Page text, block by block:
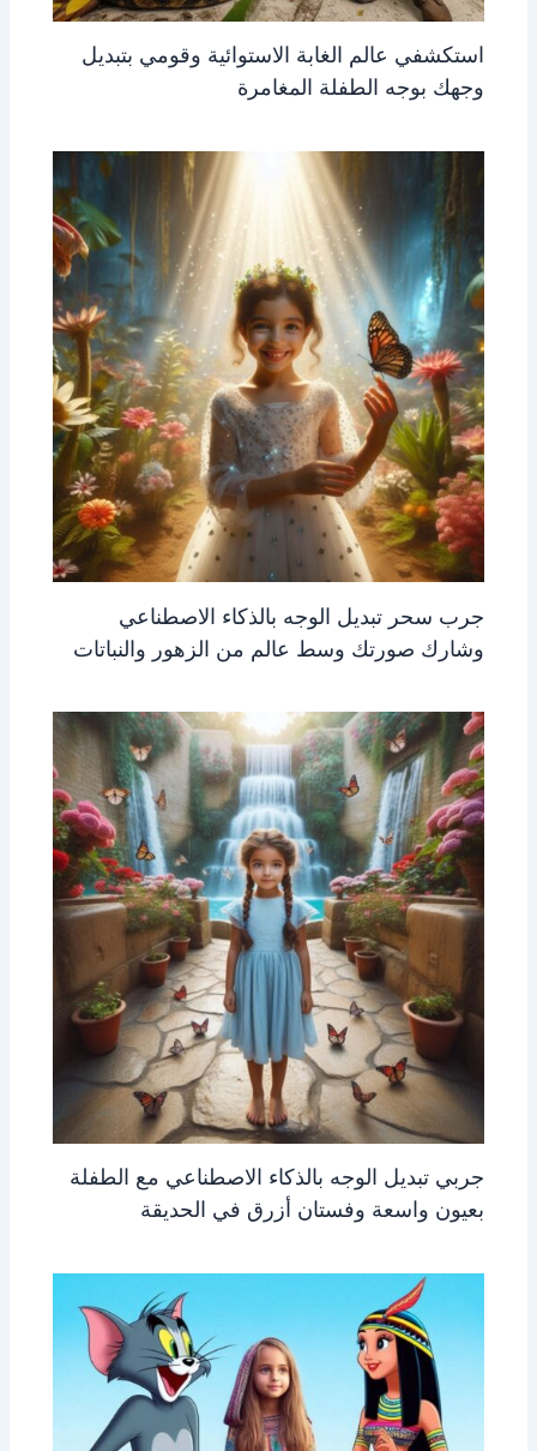
استكشفي عالم الغابة الاستوائية وقومي بتبديل
وجهك بوجه الطفلة المغامرة
جرب سحر تبديل الوجه بالذكاء الاصطناعي
وشارك صورتك وسط عالم من الزهور والنباتات
جربي تبديل الوجه بالذكاء الاصطناعي مع الطفلة
بعيون واسعة وفستان أزرق في الحديقة